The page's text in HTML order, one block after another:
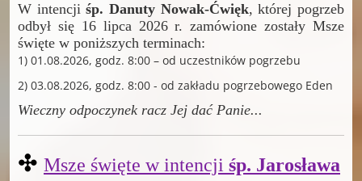
W intencjiśp. Danuty Nowak-Ćwięk, której pogrzeb
odbył się 16 lipca 2026 r. zamówione zostały Msze
święte w poniższych terminach:
1) 01.08.2026, godz. 8:00 – od uczestników pogrzebu
2) 03.08.2026, godz. 8:00 - od zakładu pogrzebowego Eden
Wieczny odpoczynek racz Jej dać Panie...
✣ Msze święte w intencji śp. Jarosława